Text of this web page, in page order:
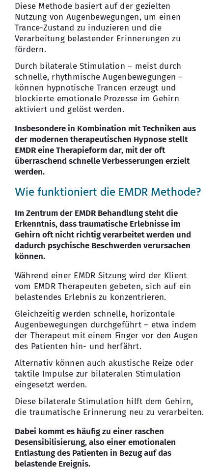
Diese Methode basiert auf der gezielten
Nutzung von Augenbewegungen, um einen
Trance-Zustand zu induzieren und die
Verarbeitung belastender Erinnerungen zu
fördern.
Durch bilaterale Stimulation – meist durch
schnelle, rhythmische Augenbewegungen –
können hypnotische Trancen erzeugt und
blockierte emotionale Prozesse im Gehirn
aktiviert und gelöst werden.
Insbesondere in Kombination mit Techniken aus
der modernen therapeutischen Hypnose stellt
EMDR eine Therapieform dar, mit der oft
überraschend schnelle Verbesserungen erzielt
werden.
Wie funktioniert die EMDR Methode?
Im Zentrum der EMDR Behandlung steht die
Erkenntnis, dass traumatische Erlebnisse im
Gehirn oft nicht richtig verarbeitet werden und
dadurch psychische Beschwerden verursachen
können.
Während einer EMDR Sitzung wird der Klient
vom EMDR Therapeuten gebeten, sich auf ein
belastendes Erlebnis zu konzentrieren.
Gleichzeitig werden schnelle, horizontale
Augenbewegungen durchgeführt – etwa indem
der Therapeut mit einem Finger vor den Augen
des Patienten hin- und herfährt.
Alternativ können auch akustische Reize oder
taktile Impulse zur bilateralen Stimulation
eingesetzt werden.
Diese bilaterale Stimulation hilft dem Gehirn,
die traumatische Erinnerung neu zu verarbeiten.
Dabei kommt es häufig zu einer raschen
Desensibilisierung, also einer emotionalen
Entlastung des Patienten in Bezug auf das
belastende Ereignis.